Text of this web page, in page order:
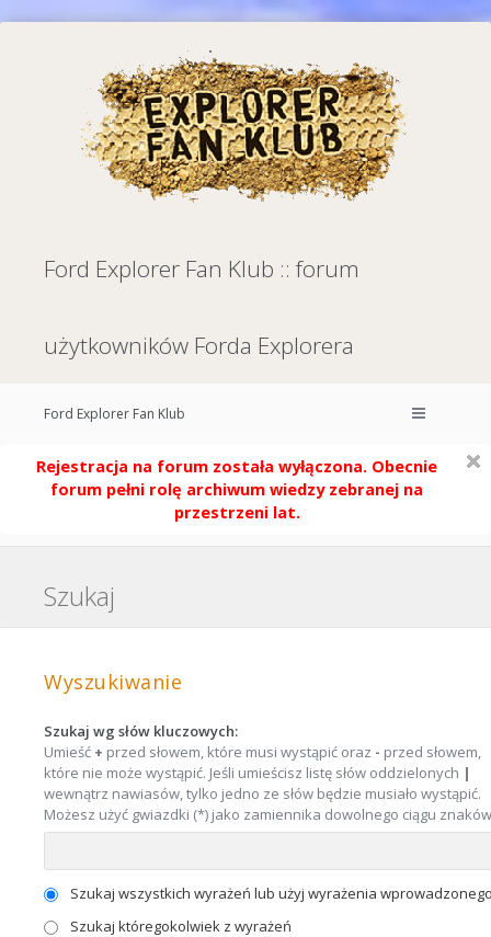
Ford Explorer Fan Klub :: forum
użytkowników Forda Explorera
Ford Explorer Fan Klub
Rejestracja na forum została wyłączona. Obecnie
forum pełni rolę archiwum wiedzy zebranej na
przestrzeni lat.
Szukaj
Wyszukiwanie
Szukaj wg słów kluczowych:
Umieść + przed słowem, które musi wystąpić oraz - przed słowem,
które nie może wystąpić. Jeśli umieścisz listę słów oddzielonych |
wewnątrz nawiasów, tylko jedno ze słów będzie musiało wystąpić.
Możesz użyć gwiazdki (*) jako zamiennika dowolnego ciągu
Szukaj wszystkich wyrażeń lub użyj wyrażenia
Szukaj któregokolwiek z wyrażeń